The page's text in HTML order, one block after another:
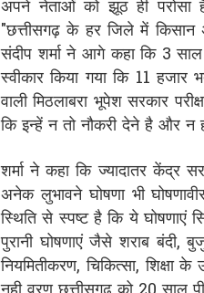
अपने नेताओं को झूठ ही
"छत्तीसगढ़ के हर जिले में
संदीप शर्मा ने आगे कहा कि 3
स्वीकार किया गया कि 11 हजार
वाली मिठलाबरा भूपेश सरकार
कि इन्हें न तो नौकरी देने है और न
शर्मा ने कहा कि ज्यादातर केंद्र
अनेक लुभावने घोषणा भी
स्थिति से स्पष्ट है कि ये घोषणाएं
पुरानी घोषणाएं जैसे शराब बंदी,
नियमितीकरण, चिकित्सा,